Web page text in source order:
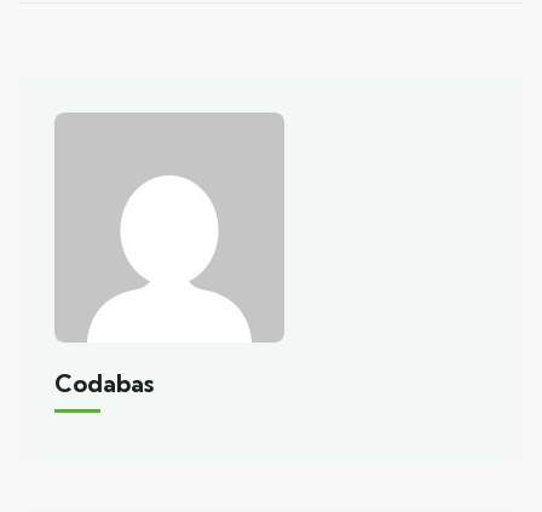
Codabas